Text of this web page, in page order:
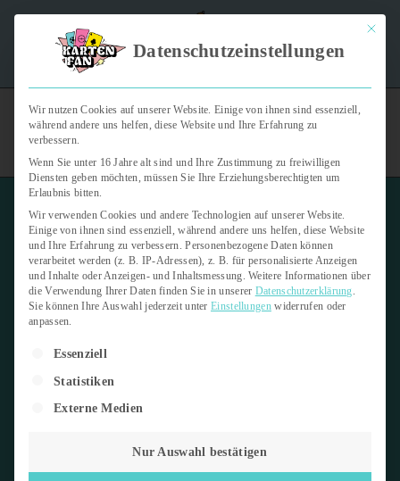
"Kartenfan – Der Podcast" | Das Hobby auf die Ohren |
Match Attax
Letzte Aktualisierung:
Mit
Datenschutzeinstellungen
Wir nutzen Cookies auf unserer Website. Einige von ihnen sind essenziell,
während andere uns helfen, diese Website und Ihre Erfahrung zu
verbessern.
Wenn Sie unter 16 Jahre alt sind und Ihre Zustimmung zu freiwilligen
Diensten geben möchten, müssen Sie Ihre Erziehungsberechtigten um
Erlaubnis bitten.
Wir verwenden Cookies und andere Technologien auf unserer Website.
Einige von ihnen sind essenziell, während andere uns helfen, diese Website
und Ihre Erfahrung zu verbessern. Personenbezogene Daten können
verarbeitet werden (z. B. IP-Adressen), z. B. für personalisierte Anzeigen
und Inhalte oder Anzeigen- und Inhaltsmessung. Weitere Informationen über
die Verwendung Ihrer Daten finden Sie in unserer Datenschutzerklärung.
Sie können Ihre Auswahl jederzeit unterEinstellungenwiderrufen oder
anpassen.
Es folgt eine Liste der Service-Gruppen, für die eine Einwilligung
Essenziell
Statistiken
Externe Medien
Nur Auswahl bestätigen